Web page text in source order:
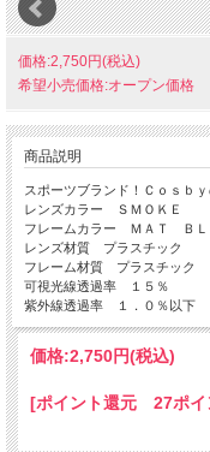
価格:2,750円(税込)
希望小売価格:オープン価格
商品説明
スポーツブランド！Ｃｏｓｂ
レンズカラー ＳＭＯＫＥ
フレームカラー ＭＡＴ ＢＬ
レンズ材質 プラスチック
フレーム材質 プラスチック
可視光線透過率 １５％
紫外線透過率 １．０％以下
価格:2,750円(税込)
[ポイント還元 27ポイ